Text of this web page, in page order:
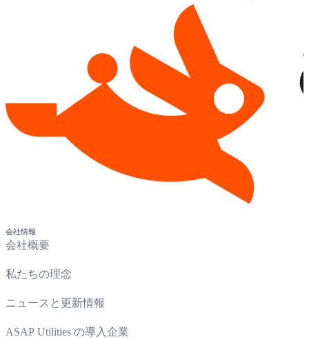
会社情報
会社概要
私たちの理念
ニュースと更新情報
ASAP Utilities の導入企業